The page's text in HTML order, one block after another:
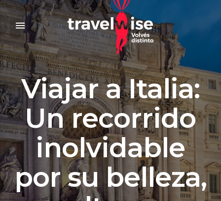
menu
Viajar a Italia:
Un recorrido
inolvidable
por su belleza,